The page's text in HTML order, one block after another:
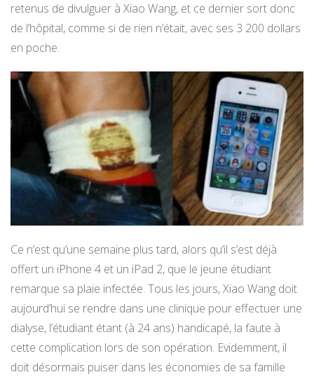
retenus de divulguer à Xiao Wang, et ce dernier sort donc
de l’hôpital, comme si de rien n’était, avec ses 3 200 dollars
en poche.
Ce n’est qu’une semaine plus tard, alors qu’il s’est déjà
offert un iPhone 4 et un iPad 2, que le jeune étudiant
remarque sa plaie infectée. Tous les jours, Xiao Wang doit
aujourd’hui se rendre dans une clinique pour effectuer une
dialyse, l’étudiant étant (à 24 ans) handicapé, la faute à
cette complication lors de son opération. Evidemment, il
doit désormais puiser dans les économies de sa famille